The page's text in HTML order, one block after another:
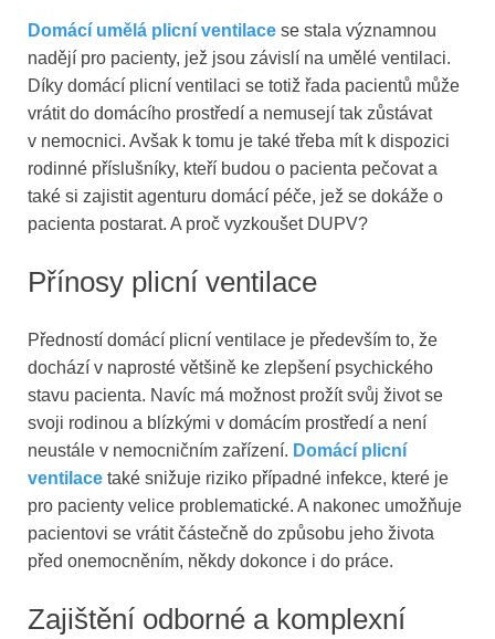
Domácí umělá plicní ventilace se stala významnou
nadějí pro pacienty, jež jsou závislí na umělé ventilaci.
Díky domácí plicní ventilaci se totiž řada pacientů může
vrátit do domácího prostředí a nemusejí tak zůstávat
v nemocnici. Avšak k tomu je také třeba mít k dispozici
rodinné příslušníky, kteří budou o pacienta pečovat a
také si zajistit agenturu domácí péče, jež se dokáže o
pacienta postarat. A proč vyzkoušet DUPV?
Přínosy plicní ventilace
Předností domácí plicní ventilace je především to, že
dochází v naprosté většině ke zlepšení psychického
stavu pacienta. Navíc má možnost prožít svůj život se
svoji rodinou a blízkými v domácím prostředí a není
neustále v nemocničním zařízení. Domácí plicní
ventilace také snižuje riziko případné infekce, které je
pro pacienty velice problematické. A nakonec umožňuje
pacientovi se vrátit částečně do způsobu jeho života
před onemocněním, někdy dokonce i do práce.
Zajištění odborné a komplexní